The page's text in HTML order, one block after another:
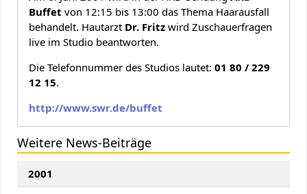
Buffet von 12:15 bis 13:00 das Thema Haarausfall
behandelt. Hautarzt Dr. Fritz wird Zuschauerfragen
live im Studio beantworten.
Die Telefonnummer des Studios lautet: 01 80 / 229
12 15.
http://www.swr.de/buffet
Weitere News-Beiträge
2001